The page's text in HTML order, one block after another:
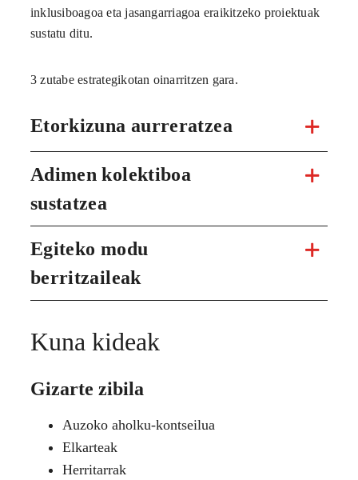
inklusiboagoa eta jasangarriagoa eraikitzeko proiektuak
sustatu ditu.
3 zutabe estrategikotan oinarritzen gara.
Etorkizuna aurreratzea
Adimen kolektiboa
sustatzea
Egiteko modu
berritzaileak
Kuna kideak
Gizarte zibila
Auzoko aholku-kontseilua
Elkarteak
Herritarrak